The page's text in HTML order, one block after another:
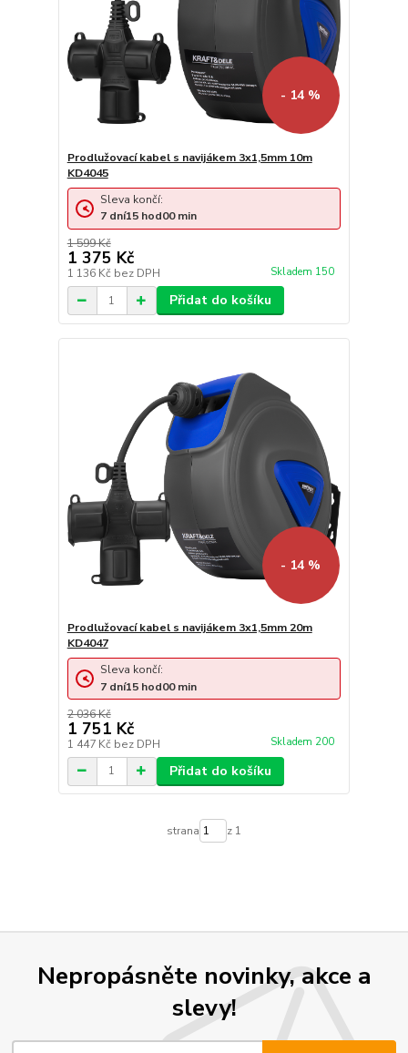
- 14 %
Prodlužovací kabel s navijákem 3x1,5mm 10m
KD4045
1 599 Kč
1 375 Kč
1 136 Kč bez DPH Skladem 150
Sleva končí:
7 dní15 hod00min
Přidat do košíku
- 14 %
Prodlužovací kabel s navijákem 3x1,5mm 20m
KD4047
2 036 Kč
1 751 Kč
1 447 Kč bez DPH Skladem 200
Sleva končí:
7 dní15 hod00min
Přidat do košíku
strana z 1
Nepropásněte novinky, akce a
slevy!